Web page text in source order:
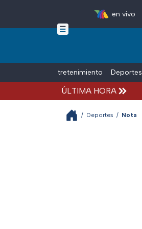
Skip to main content
en vivo
Entretenimiento Deportes
ÚLTIMA HORA
/ Deportes / Nota